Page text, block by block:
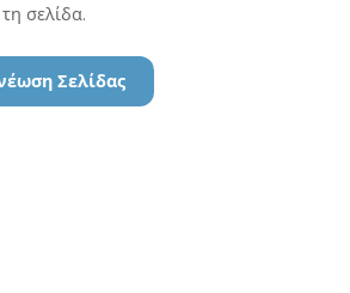
τη σελίδα.
Σελίδας